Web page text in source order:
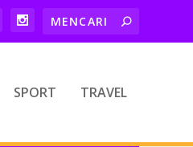
SPORT TRAVEL